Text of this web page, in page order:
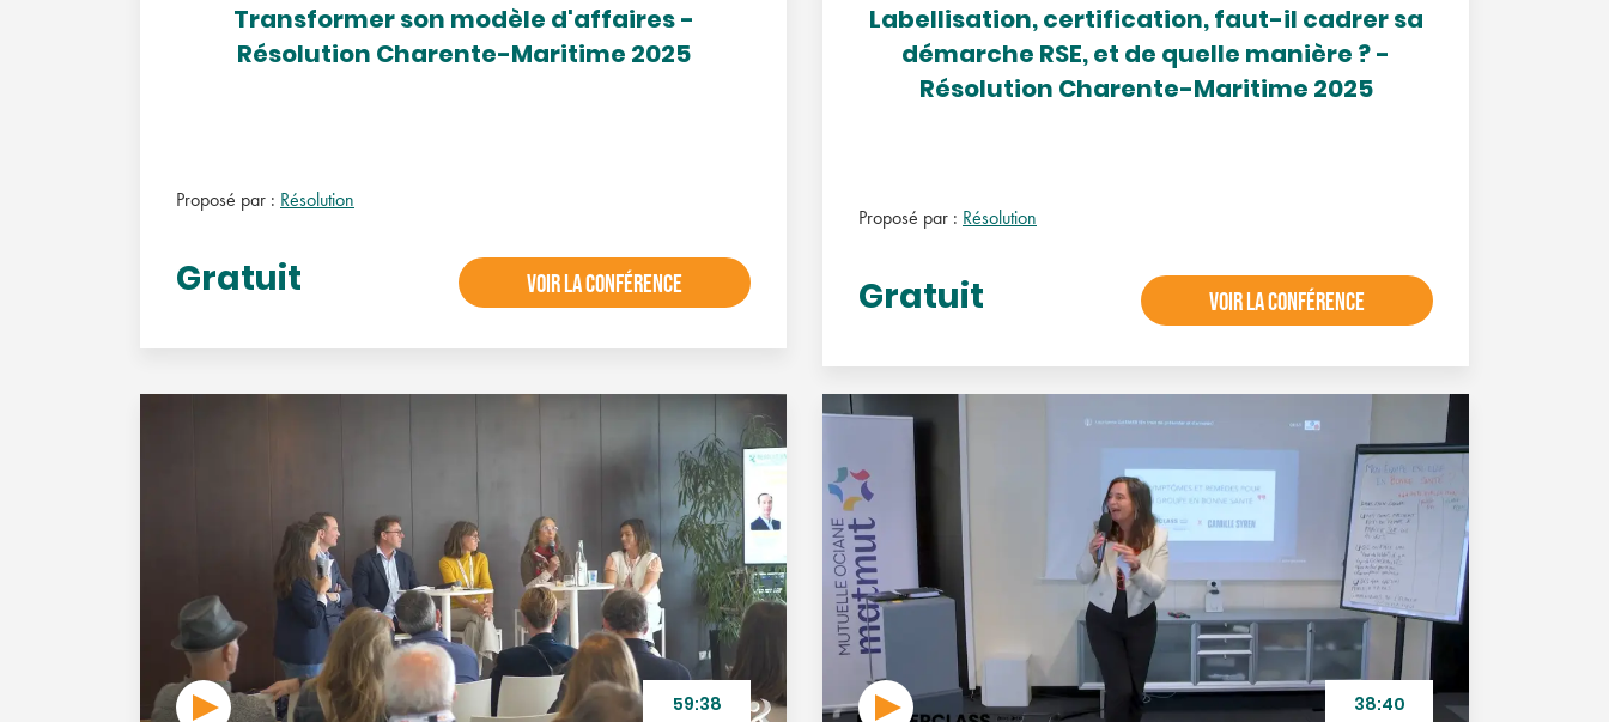
Transformer son modèle d'affaires -
Résolution Charente-Maritime 2025
Proposé par : Résolution
Gratuit VOIR LA CONFÉRENCE
Labellisation, certification, faut-il cadrer sa
démarche RSE, et de quelle manière ? -
Résolution Charente-Maritime 2025
Proposé par : Résolution
Gratuit VOIR LA CONFÉRENCE
59:38 38:40